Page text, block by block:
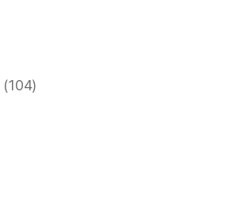
(104)